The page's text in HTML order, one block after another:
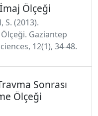
Ölçeği
S. (2013).
Gaziantep
12(1), 34-48.
Sonrası
Ölçeği